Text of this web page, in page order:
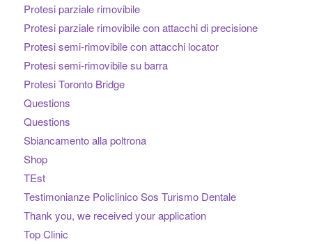
Protesi parziale rimovibile
Protesi parziale rimovibile con attacchi di precisione
Protesi semi-rimovibile con attacchi locator
Protesi semi-rimovibile su barra
Protesi Toronto Bridge
Questions
Questions
Sbiancamento alla poltrona
Shop
TEst
Testimonianze Policlinico Sos Turismo Dentale
Thank you, we received your application
Top Clinic